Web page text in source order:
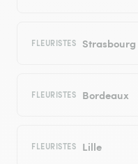
FLEURISTES Strasbourg
FLEURISTES Bordeaux
FLEURISTES Lille